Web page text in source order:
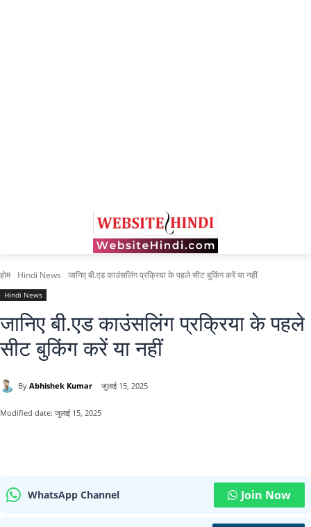
होम Hindi News जानिए बी.एड काउंसलिंग प्रक्रिया के पहले सीट बुकिंग करें या नहीं
Hindi News
जानिए बी.एड काउंसलिंग प्रक्रिया के पहले
सीट बुकिंग करें या नहीं
By Abhishek Kumar जुलाई 15, 2025
Modified date: जुलाई 15, 2025
WhatsApp Channel Join Now